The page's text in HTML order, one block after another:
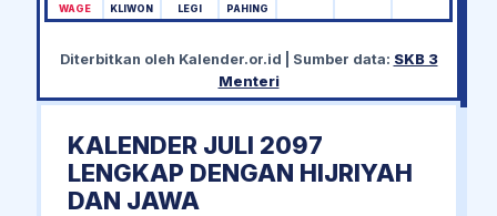
WAGE KLIWON LEGI PAHING
Diterbitkan oleh Kalender.or.id | Sumber data: SKB 3
Menteri
KALENDER JULI 2097
LENGKAP DENGAN HIJRIYAH
DAN JAWA